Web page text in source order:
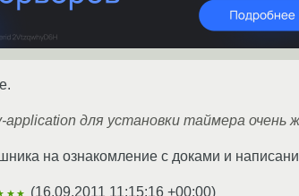
application для установки таймера очень
на ознакомление с доками и
(16.09.2011 11:15:16 +00:00)